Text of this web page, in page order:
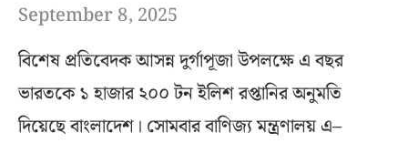
September 8, 2025
বিশেষ প্রতিবেদক আসন্ন দুর্গাপূজা উপলক্ষে এ বছর
ভারতকে ১ হাজার ২০০ টন ইলিশ রপ্তানির অনুমতি
দিয়েছে বাংলাদেশ। সোমবার বাণিজ্য মন্ত্রণালয় এ–